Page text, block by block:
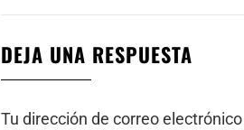
DEJA UNA RESPUESTA
Tu dirección de correo